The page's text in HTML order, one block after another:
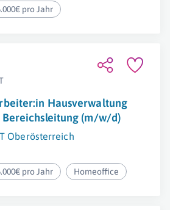
pro Jahr
Hausverwaltung
(m/w/d)
Oberösterreich
pro Jahr Homeoffice